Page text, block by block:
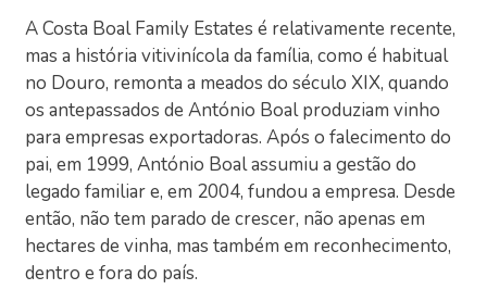
A Costa Boal Family Estates é relativamente recente,
mas a história vitivinícola da família, como é habitual
no Douro, remonta a meados do século XIX, quando
os antepassados de António Boal produziam vinho
para empresas exportadoras. Após o falecimento do
pai, em 1999, António Boal assumiu a gestão do
legado familiar e, em 2004, fundou a empresa. Desde
então, não tem parado de crescer, não apenas em
hectares de vinha, mas também em reconhecimento,
dentro e fora do país.